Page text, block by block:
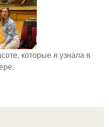
которые я узнала в